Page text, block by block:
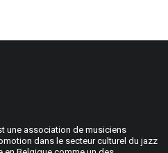
une association de musiciens
dans le secteur culturel du jazz